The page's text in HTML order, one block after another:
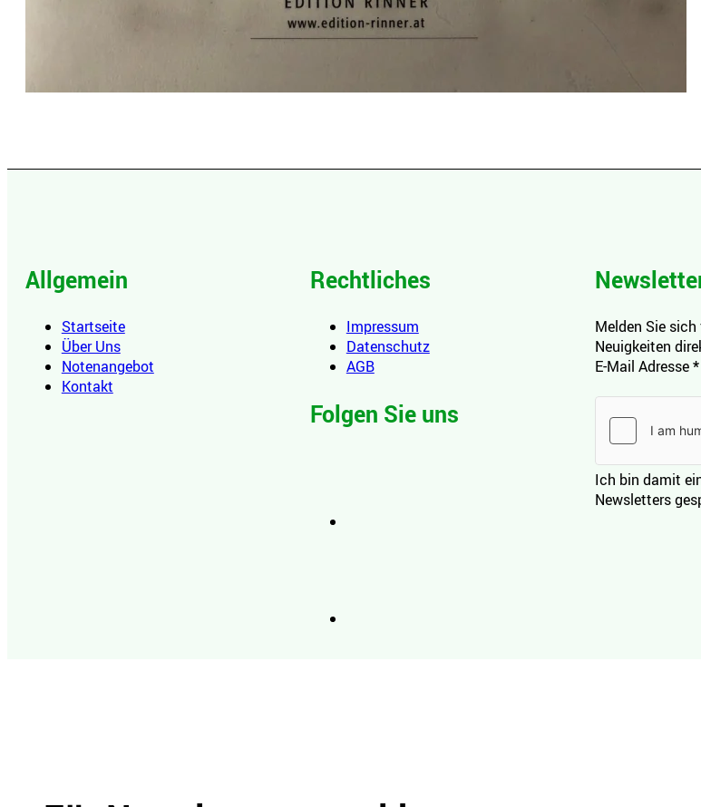
Allgemein
Startseite
Über Uns
Notenangebot
Kontakt
Rechtliches
Impressum
Datenschutz
AGB
Folgen Sie uns
Melden Sie
Neuigkeiten
E-Mail Adresse*
Ich bin damit
Newsletters